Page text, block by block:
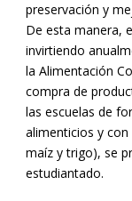
preservación y
De esta manera,
invirtiendo
la Alimentación
compra de
las escuelas de
alimenticios y
maíz y trigo), se
estudiantado.